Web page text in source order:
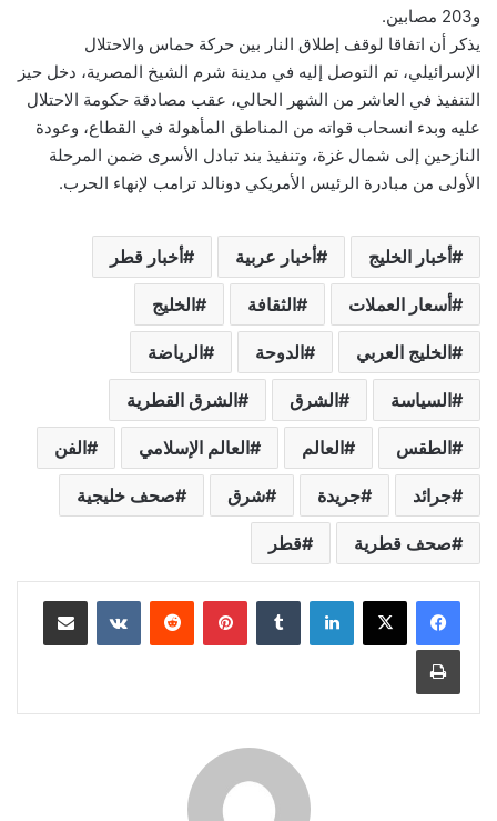
و203 مصابين.
يذكر أن اتفاقا لوقف إطلاق النار بين حركة حماس والاحتلال
الإسرائيلي، تم التوصل إليه في مدينة شرم الشيخ المصرية، دخل حيز
التنفيذ في العاشر من الشهر الحالي، عقب مصادقة حكومة الاحتلال
عليه وبدء انسحاب قواته من المناطق المأهولة في القطاع، وعودة
النازحين إلى شمال غزة، وتنفيذ بند تبادل الأسرى ضمن المرحلة
الأولى من مبادرة الرئيس الأمريكي دونالد ترامب لإنهاء الحرب.
أخبار الخليج أخبار عربية أخبار قطر
أسعار العملات الثقافة الخليج
الخليج العربي الدوحة الرياضة
السياسة الشرق الشرق القطرية
الطقس العالم العالم الإسلامي الفن
جرائد جريدة شرق صحف خليجية
صحف قطرية قطر
لينكدإن بينتيريست